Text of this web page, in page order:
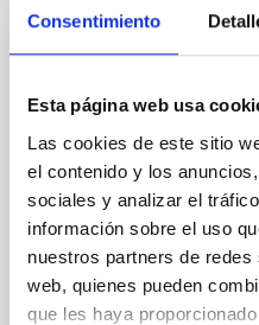
Consentimiento
Esta página web usa
Las cookies de este sitio
el contenido y los
sociales y analizar el
información sobre el uso
nuestros partners de
web, quienes pueden
que les haya
Core Scales
In a magnetically
field orientation of star-
cloud-scale magnetic
their angular
with respect to the
Yin, Sean et al.
Fecha de publicación: